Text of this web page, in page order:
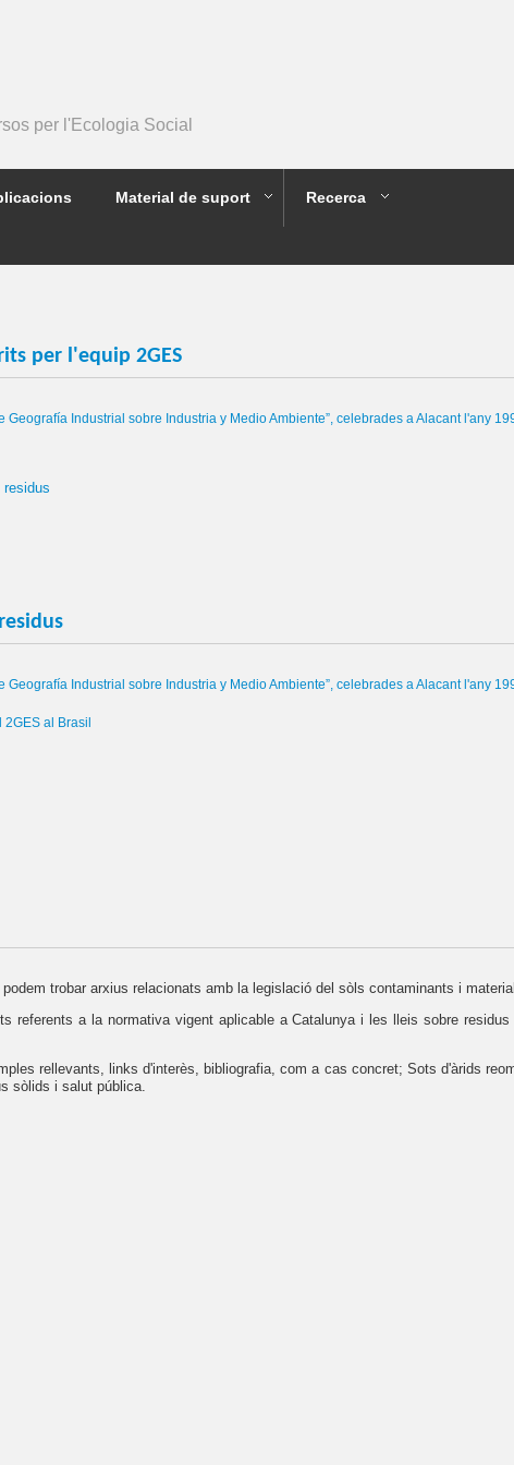
per l'Ecologia Social
Material de suport Recerca
per l'equip 2GES
Geografía Industrial sobre Industria y Medio Ambiente”, celebrades a Alacant l'any
Geografía Industrial sobre Industria y MedioAmbiente” celebrades a Alacant l'any
2GES al Brasil
trobar arxius relacionats amb la legislació del sòls contaminants i
referents a la normativa vigent aplicable a Catalunya i les lleis sobre
rellevants, links d'interès, bibliografia, com a cas concret; Sots d'àrids
sòlids i salut pública.